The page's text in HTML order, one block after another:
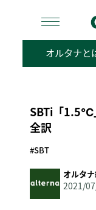
検
オルタナと
SBTi「1.5℃
全訳
#SBT
オルタ
2021/